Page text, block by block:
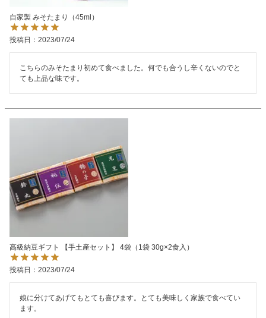
自家製 みそたまり（45ml）
投稿日 2023/07/24
こちらのみそたまり初めて食べました。何でも合うし辛くないのでと
ても上品な味です。
高級納豆ギフト 【手土産セット】 4袋（1袋 30g×2食入）
投稿日 2023/07/24
娘に分けてあげてもとても喜びます。とても美味しく家族で食べてい
ます。